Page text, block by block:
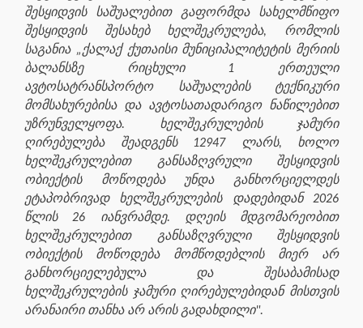
შესყიდვის საშუალებით გაფორმდა სახელმწიფო
შესყიდვის შესახებ ხელშეკრულება, რომლის
საგანია „ქალაქ ქუთაისი მუნიციპალიტეტის მერიის
ბალანსზე რიცხული 1 ერთეული
ავტოსატრანსპორტო საშუალების ტექნიკური
მომსახურებისა და ავტოსათადარიგო ნაწილებით
უზრუნველყოფა. ხელშეკრულების ჯამური
ღირებულება შეადგენს 12947 ლარს, ხოლო
ხელშეკრულებით განსაზღვრული შესყიდვის
ობიექტის მოწოდება უნდა განხორციელდეს
ეტაპობრივად ხელშეკრულების დადებიდან 2026
წლის 26 იანვრამდე. დღეის მდგომარეობით
ხელშეკრულებით განსაზღვრული შესყიდვის
ობიექტის მოწოდება მომწოდებლის მიერ არ
განხორციელებულა და შესაბამისად
ხელშეკრულების ჯამური ღირებულებიდან მისთვის
არანაირი თანხა არ არის გადახდილი".